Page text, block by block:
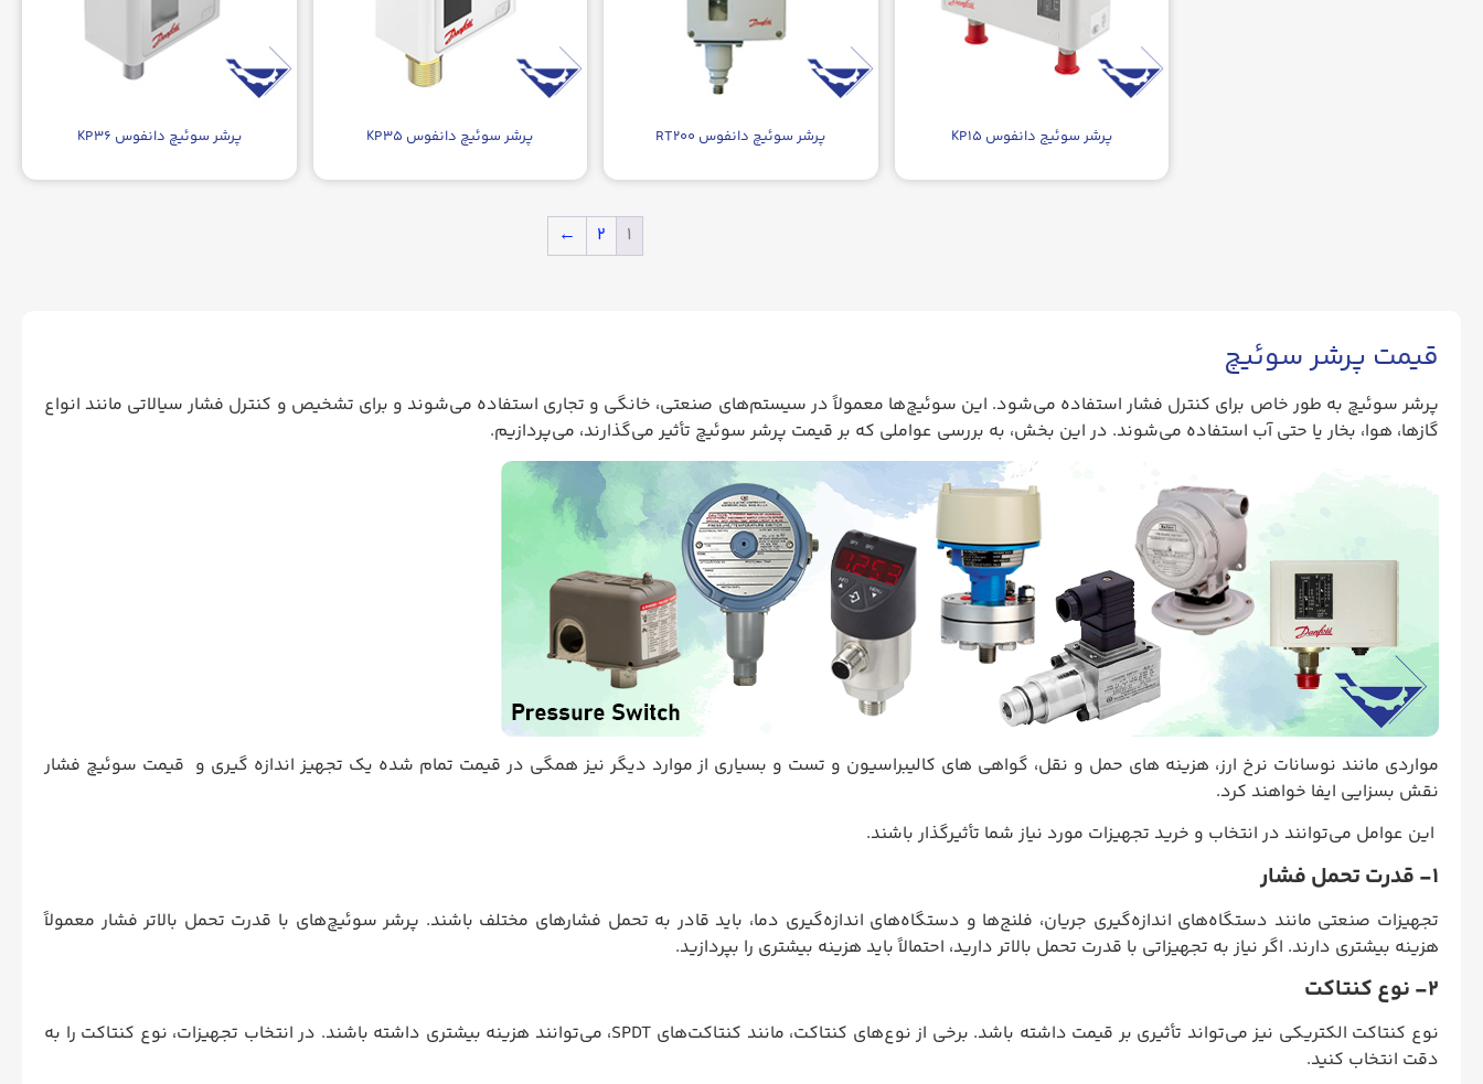
پرشر سوئیج دانفوس KP۱۵ پرشر سوئیچ دانفوس RT۲۰۰ پرشر سوئیچ دانفوس KP۳۵ پرشر سوئیچ دانفوس KP۳۶
۱ ۲ ←
قیمت پرشر سوئیچ
پرشر سوئیچ به طور خاص برای کنترل فشار استفاده می‌شود. این سوئیچ‌ها معمولاً در سیستم‌های صنعتی، خانگی و تجاری استفاده می‌شوند و برای تشخیص و کنترل فشار سیالاتی مانند انواع
گازها، هوا، بخار یا حتی آب استفاده می‌شوند. در این بخش، به بررسی عواملی که بر قیمت پرشر سوئیچ تأثیر می‌گذارند، می‌پردازیم.
مواردی مانند نوسانات نرخ ارز، هزینه های حمل و نقل، گواهی های کالیبراسیون و تست و بسیاری از موارد دیگر نیز همگی در قیمت تمام شده یک تجهیز اندازه گیری و قیمت سوئیچ فشار
نقش بسزایی ایفا خواهند کرد.
این عوامل می‌توانند در انتخاب و خرید تجهیزات مورد نیاز شما تأثیرگذار باشند.
1- قدرت تحمل فشار
تجهیزات صنعتی مانند دستگاه‌های اندازه‌گیری جریان، فلنج‌ها و دستگاه‌های اندازه‌گیری دما، باید قادر به تحمل فشارهای مختلف باشند. پرشر سوئیچ‌های با قدرت تحمل بالاتر فشار معمولاً
هزینه بیشتری دارند. اگر نیاز به تجهیزاتی با قدرت تحمل بالاتر دارید، احتمالاً باید هزینه بیشتری را بپردازید.
2- نوع کنتاکت
نوع کنتاکت الکتریکی نیز می‌تواند تأثیری بر قیمت داشته باشد. برخی از نوع‌های کنتاکت، مانند کنتاکت‌های SPDT، می‌توانند هزینه بیشتری داشته باشند. در انتخاب تجهیزات، نوع کنتاکت را به
دقت انتخاب کنید.